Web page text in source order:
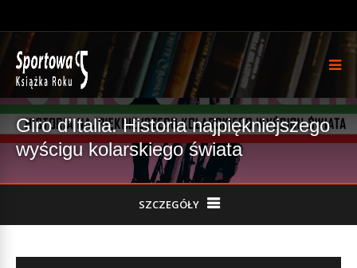
Giro d’Italia. Historia najpiękniejszego
wyścigu kolarskiego świata
SZCZEGÓŁY